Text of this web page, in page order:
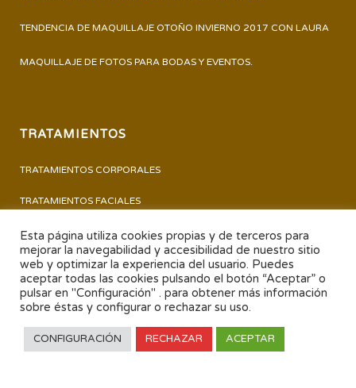
TENDENCIA DE MAQUILLAJE OTOÑO INVIERNO 2017 CON LAURA
MAQUILLAJE DE FOTOS PARA BODAS Y EVENTOS.
TRATAMIENTOS
TRATAMIENTOS CORPORALES
TRATAMIENTOS FACIALES
PERMANENTE Y TINTE DE PESTAÑAS
PEDICURA – MANICURA
TRATAMIENTOS
Esta página utiliza cookies propias y de terceros para
mejorar la navegabilidad y accesibilidad de nuestro sitio
web y optimizar la experiencia del usuario. Puedes
aceptar todas las cookies pulsando el botón “Aceptar” o
pulsar en "Configuración" . para obtener más información
sobre éstas y configurar o rechazar su uso.
CONFIGURACIÓN RECHAZAR ACEPTAR